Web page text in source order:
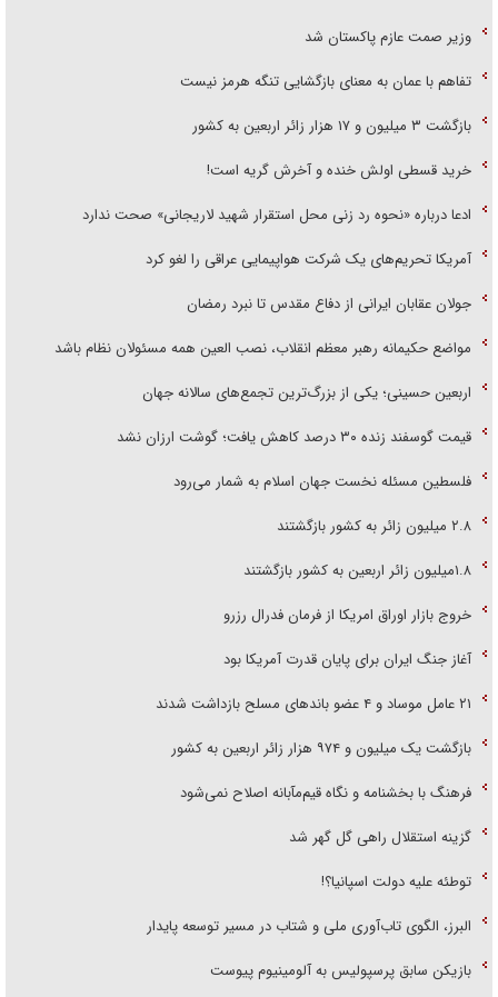
وزیر صمت عازم پاکستان شد
تفاهم با عمان به معنای بازگشایی تنگه هرمز نیست
بازگشت ۳ میلیون و ۱۷ هزار زائر اربعین به کشور
خرید قسطی اولش خنده و آخرش گریه است!
ادعا درباره «نحوه رد زنی محل استقرار شهید لاریجانی» صحت ندارد
آمریکا تحریم‌های یک شرکت هواپیمایی عراقی را لغو کرد
جولان عقابان ایرانی از دفاع مقدس تا نبرد رمضان
مواضع حکیمانه رهبر معظم انقلاب، نصب العین همه مسئولان نظام باشد
اربعین حسینی؛ یکی از بزرگ‌ترین تجمع‌های سالانه جهان
قیمت گوسفند زنده ۳۰ درصد کاهش یافت؛ گوشت ارزان نشد
فلسطین مسئله نخست جهان اسلام به شمار می‌رود
۲.۸ میلیون زائر به کشور بازگشتند
۱.۸میلیون زائر اربعین به کشور بازگشتند
خروج بازار اوراق امریکا از فرمان فدرال رزرو
آغاز جنگ ایران برای پایان قدرت آمریکا بود
۲۱ عامل موساد و ۴ عضو باند‌های مسلح بازداشت شدند
بازگشت یک میلیون و ۹۷۴ هزار زائر اربعین به کشور
فرهنگ با بخشنامه و نگاه قیم‌مآبانه اصلاح نمی‌شود
گزینه استقلال راهی گل گهر شد
توطئه علیه دولت اسپانیا؟!
البرز، الگوی تاب‌آوری ملی و شتاب در مسیر توسعه پایدار
بازیکن سابق پرسپولیس به آلومینیوم پیوست